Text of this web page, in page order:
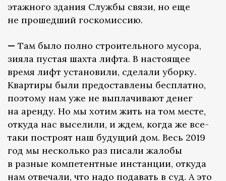
этажного здания Службы связи, но еще
не прошедший госкомиссию.
— Там было полно строительного мусора,
зияла пустая шахта лифта. В настоящее
время лифт установили, сделали уборку.
Квартиры были предоставлены бесплатно,
поэтому нам уже не выплачивают денег
на аренду. Но мы хотим жить на том месте,
откуда нас выселили, и ждем, когда же все-
таки построят наш будущий дом. Весь 2019
год мы несколько раз писали жалобы
в разные компетентные инстанции, откуда
нам отвечали, что надо подавать в суд. А это